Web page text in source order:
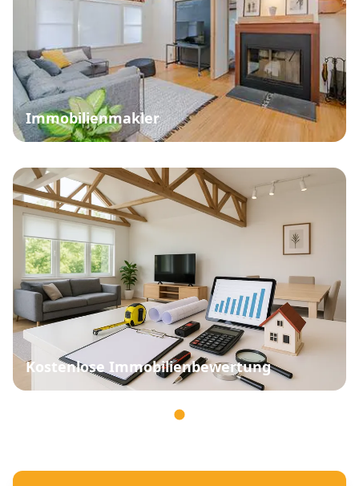
Immobilienmakler
Kostenlose Immobilienbewertung